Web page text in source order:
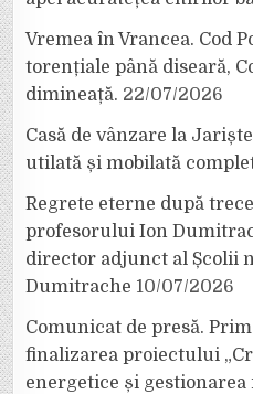
Vremea în Vrancea. Cod
torențiale până diseară,
dimineață. 22/07/2026
Casă de vânzare la
utilată și mobilată
Regrete eterne după
profesorului Ion
director adjunct al Școlii
Dumitrache 10/07/2026
Comunicat de presă.
finalizarea proiectului
energetice și